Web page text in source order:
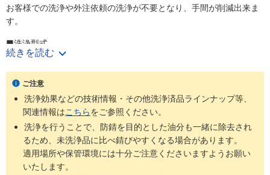
お客様での洗浄や外注依頼の洗浄が不要となり、手間が削減出来ま
す。
■洗浄型式
・脱脂洗浄（防錆1重梱包）
・精密洗浄（脱気2重梱包）
：型番SH-□□
・電解研磨＋精密洗浄（脱気2重梱包）
商品
型番
洗浄方法
梱包形
態
未洗浄品と
比べた効果
ご利用環境（目
□□
脱脂洗浄
防錆梱
包
油分除去 一般環境
通常組立工
程
バッテリー
続きを読む
ご注意
洗浄効果などの技術情報・その他洗浄済品ラインナップ等、
関連情報はこちらをご参照ください。
洗浄を行うことで、防錆を目的とした油分も一緒に除去され
るため、未洗浄品に比べ錆びやすくなる場合があります。
適用場所や保管環境には十分ご注意くださいますようお願い
いたします。